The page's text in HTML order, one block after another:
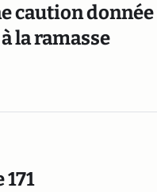
caution donnée
la ramasse